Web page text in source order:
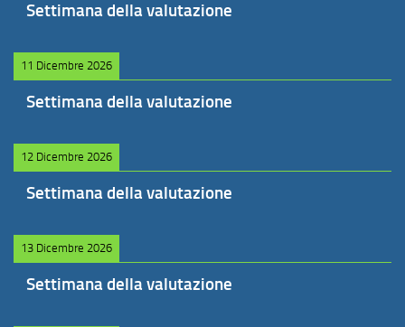
Settimana della valutazione
11 Dicembre 2026
Settimana della valutazione
12 Dicembre 2026
Settimana della valutazione
13 Dicembre 2026
Settimana della valutazione